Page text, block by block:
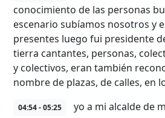
conocimiento de las personas
escenario subíamos nosotros y
presentes luego fui presidente
tierra cantantes, personas,
y colectivos, eran también
nombre de plazas, de calles, en
04:54 - 05:25
yo a mi alcalde de